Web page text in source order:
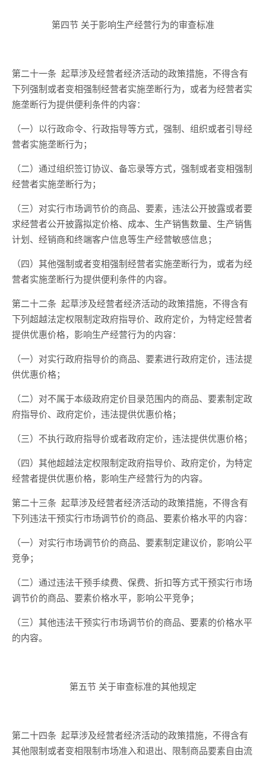
第四节 关于影响生产经营行为的审查标准
第二十一条 起草涉及经营者经济活动的政策措施，不得含有
下列强制或者变相强制经营者实施垄断行为，或者为经营者实
施垄断行为提供便利条件的内容：
（一）以行政命令、行政指导等方式，强制、组织或者引导经
营者实施垄断行为；
（二）通过组织签订协议、备忘录等方式，强制或者变相强制
经营者实施垄断行为；
（三） 对实行市场调节价的商品、要素， 违法公开披露或者要
求经营者公开披露拟定价格、成本、生产销售数量、生产销售
计划、经销商和终端客户信息等生产经营敏感信息；
（四）其他强制或者变相强制经营者实施垄断行为，或者为经
营者实施垄断行为提供便利条件的内容。
第二十二条 起草涉及经营者经济活动的政策措施，不得含有
下列超越法定权限制定政府指导价、政府定价，为特定经营者
提供优惠价格，影响生产经营行为的内容：
（一）对实行政府指导价的商品、要素进行政府定价，违法提
供优惠价格；
（二）对不属于本级政府定价目录范围内的商品、要素制定政
府指导价、政府定价，违法提供优惠价格；
（三）不执行政府指导价或者政府定价，违法提供优惠价格；
（四）其他超越法定权限制定政府指导价、政府定价，为特定
经营者提供优惠价格，影响生产经营行为的内容。
第二十三条 起草涉及经营者经济活动的政策措施，不得含有
下列违法干预实行市场调节价的商品、要素价格水平的内容：
（一）对实行市场调节价的商品、要素制定建议价，影响公平
竞争；
（二） 通过违法干预手续费、保费、折扣等方式干预实行市场
调节价的商品、要素价格水平，影响公平竞争；
（三）其他违法干预实行市场调节价的商品、要素的价格水平
的内容。
第五节 关于审查标准的其他规定
第二十四条 起草涉及经营者经济活动的政策措施，不得含有
其他限制或者变相限制市场准入和退出、限制商品要素自由流